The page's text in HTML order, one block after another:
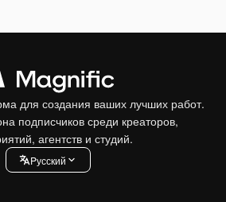
для создания ваших лучших работ.
подписчиков среди креаторов,
агентств и студий.
Pусский